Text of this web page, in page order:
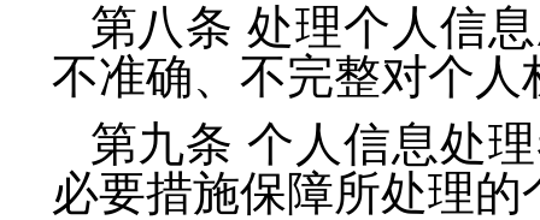
第八条 处理个人信
不准确、不完整对个
第九条 个人信息处
必要措施保障所处理